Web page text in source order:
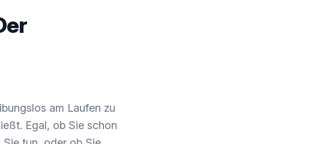
am Laufen zu
Egal, ob Sie schon